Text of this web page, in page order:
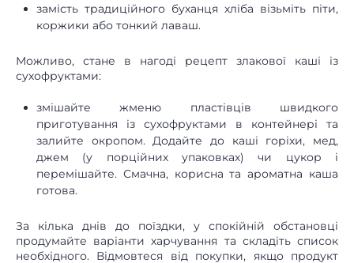
замість традиційного буханця хліба візьміть піти,
коржики або тонкий лаваш.
Можливо, стане в нагоді рецепт злакової каші із
сухофруктами:
змішайте жменю пластівців швидкого
приготування із сухофруктами в контейнері та
залийте окропом. Додайте до каші горіхи, мед,
джем (у порційних упаковках) чи цукор і
перемішайте. Смачна, корисна та ароматна каша
готова.
За кілька днів до поїздки, у спокійній обстановці
продумайте варіанти харчування та складіть список
необхідного. Відмовтеся від покупки, якщо продукт